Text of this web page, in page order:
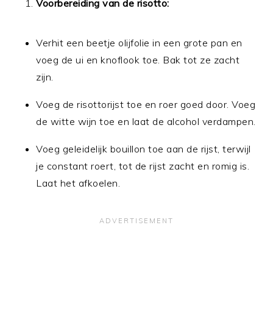
Voorbereiding van de risotto:
Verhit een beetje olijfolie in een grote pan en
voeg de ui en knoflook toe. Bak tot ze zacht
zijn.
Voeg de risottorijst toe en roer goed door. Voeg
de witte wijn toe en laat de alcohol verdampen.
Voeg geleidelijk bouillon toe aan de rijst, terwijl
je constant roert, tot de rijst zacht en romig is.
Laat het afkoelen.